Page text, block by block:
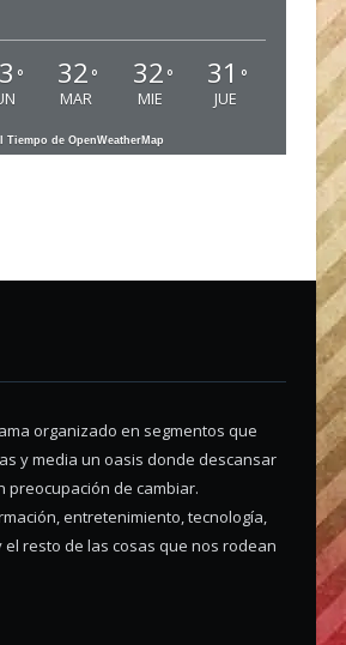
° 32 °
MAR
32 °
MIE
31 °
JUE
Tiempo de OpenWeatherMap
organizado en segmentos que
y media un oasis donde descansar
preocupación de cambiar.
entretenimiento, tecnología,
resto de las cosas que nos rodean